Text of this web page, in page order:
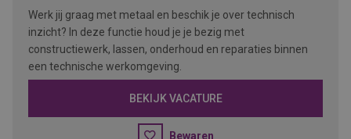
Werk jij graag met metaal en beschik je over technisch
inzicht? In deze functie houd je je bezig met
constructiewerk, lassen, onderhoud en reparaties binnen
een technische werkomgeving.
BEKIJK VACATURE
Bewaren